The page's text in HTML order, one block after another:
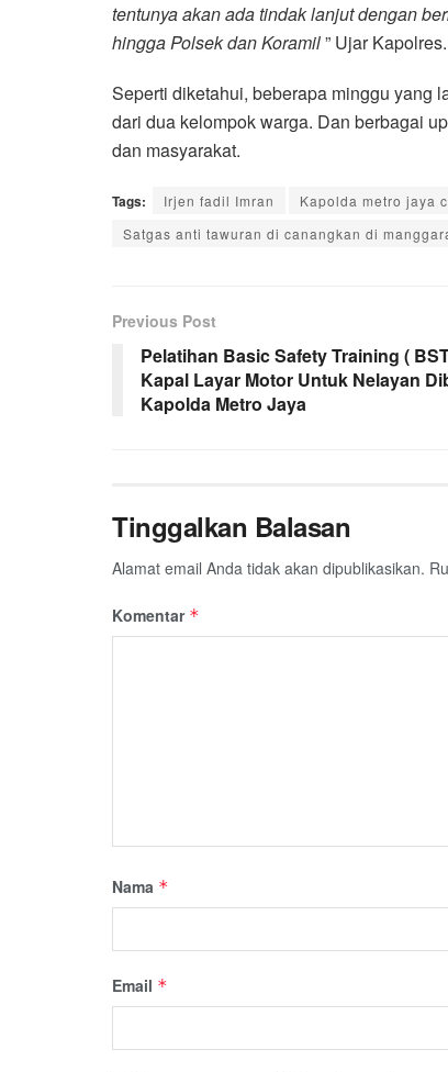
tentunya akan ada tindak lanjut dengan
hingga Polsek dan Koramil” Ujar Kapolres.
Seperti diketahui, beberapa minggu yang
dari dua kelompok warga. Dan berbagai
dan masyarakat.
Tags: Irjen fadil Imran
Kapolda metro jaya
Satgas anti tawuran di canangkan di
Previous Post
Pelatihan Basic Safety Training (
Kapal Layar Motor Untuk Nelayan
Kapolda Metro Jaya
Tinggalkan Balasan
Alamat email Anda tidak akan dipublikasikan.
Komentar *
Nama *
Email *